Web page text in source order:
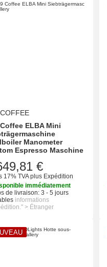
ELBA Mini
Manometer
Espresso Maschine
€
17% TVAplus Expédition
immédiatement
de livraison: 3 - 5 jours
informations
> Étranger